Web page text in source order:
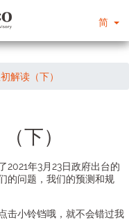
简
解读（下）
下）
2021年3月23日政府出台的
的问题，我们的预测和规
击小铃铛哦，就不会错过我